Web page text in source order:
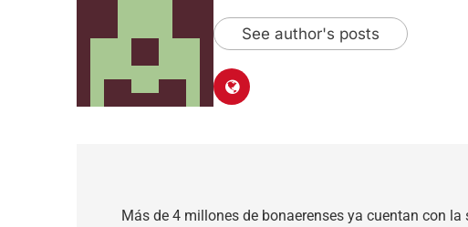
See author's posts
Más de 4 millones de bonaerenses ya cuentan con la